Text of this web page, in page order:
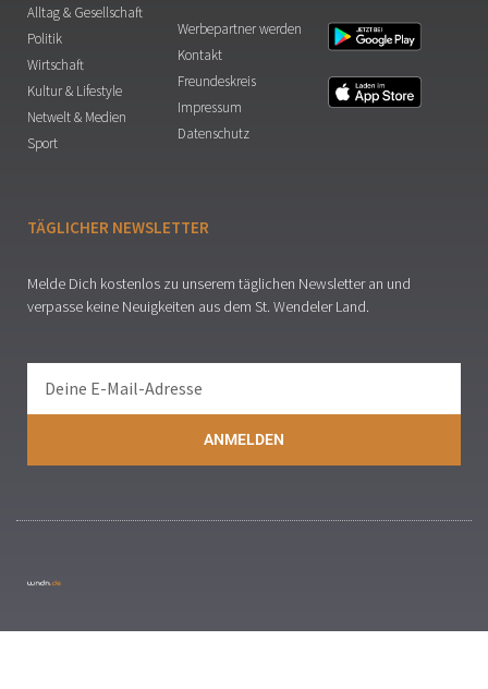
Alltag & Gesellschaft
Politik
Wirtschaft
Kultur & Lifestyle
Netwelt & Medien
Sport
Werbepartner werden
Kontakt
Freundeskreis
Impressum
Datenschutz
TÄGLICHER NEWSLETTER
Melde Dich kostenlos zu unserem täglichen Newsletter an und
verpasse keine Neuigkeiten aus dem St. Wendeler Land.
ANMELDEN